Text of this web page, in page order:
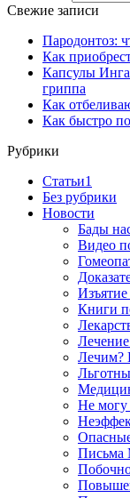
Свежие записи
Пародонтоз:
Как
Капсулы
гриппа
Как
Как быстро
Рубрики
Cтатьи1
Без рубрики
Новости
Бады
Видео
Изъятие
Книги
Лечим?
Не могу
Письма